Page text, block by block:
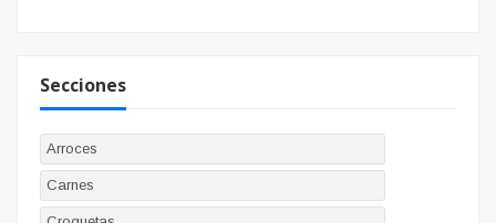
Secciones
Arroces
Carnes